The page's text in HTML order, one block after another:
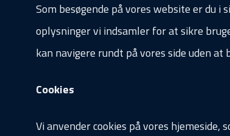
Som besøgende på vores website er du
oplysninger vi indsamler for at sikre
kan navigere rundt på vores side uden
Cookies
Vi anvender cookies på vores hjemeside,